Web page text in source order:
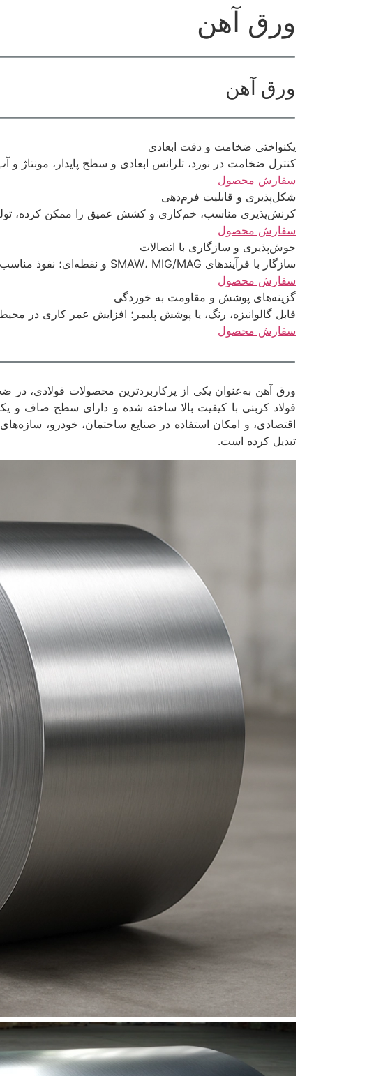
ورق آهن
ورق آهن
یکنواختی ضخامت و دقت ابعادی
کنترل ضخامت در نورد، تلرانس ابعادی و سطح پایدار، مونتاژ و
سفارش محصول
شکل‌پذیری و قابلیت فرم‌دهی
کرنش‌پذیری مناسب، خم‌کاری و کشش عمیق را ممکن کرده،
سفارش محصول
جوش‌پذیری و سازگاری با اتصالات
سازگار با فرآیندهای SMAW، MIG/MAG و نقطه‌ای؛ نفوذ مناسب، کاهش اعوجاج، اتصال پایدار با دوام
سفارش محصول
گزینه‌های پوشش و مقاومت به خوردگی
قابل گالوانیزه، رنگ، یا پوشش پلیمر؛ افزایش عمر کاری در
سفارش محصول
فولاد کربنی با کیفیت بالا ساخته شده و دارای سطح صاف
اقتصادی، و امکان استفاده در صنایع ساختمان، خودرو،
تبدیل کرده است.